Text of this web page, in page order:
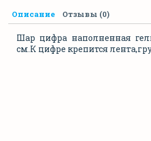
Описание Отзывы (0)
Шар цифра наполненная
см.К цифре крепится